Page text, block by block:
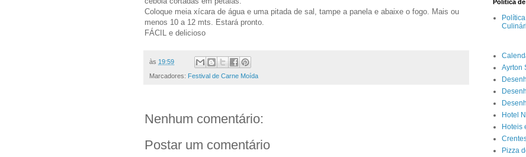
Coloque meia xícara de água e uma pitada de sal, tampe a panela e abaixe o fogo. Mais ou
menos 10 a 12 mts. Estará pronto.
FÁCIL e delicioso
às 19:59
Marcadores: Festival de Carne Moída
Nenhum comentário:
Postar um comentário
Política
Ayrton
Hotel
Hoteis
Pizza